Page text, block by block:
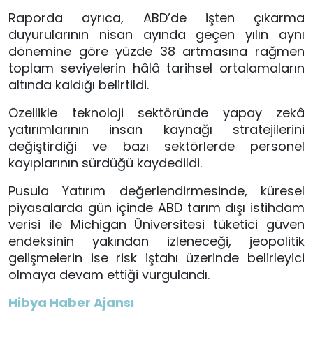
Raporda ayrıca, ABD’de işten çıkarma
duyurularının nisan ayında geçen yılın aynı
dönemine göre yüzde 38 artmasına rağmen
toplam seviyelerin hâlâ tarihsel ortalamaların
altında kaldığı belirtildi.
Özellikle teknoloji sektöründe yapay zekâ
yatırımlarının insan kaynağı stratejilerini
değiştirdiği ve bazı sektörlerde personel
kayıplarının sürdüğü kaydedildi.
Pusula Yatırım değerlendirmesinde, küresel
piyasalarda gün içinde ABD tarım dışı istihdam
verisi ile Michigan Üniversitesi tüketici güven
endeksinin yakından izleneceği, jeopolitik
gelişmelerin ise risk iştahı üzerinde belirleyici
olmaya devam ettiği vurgulandı.
Hibya Haber Ajansı